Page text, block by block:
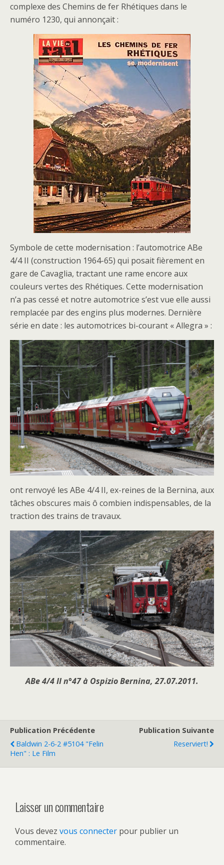
complexe des Chemins de fer Rhétiques dans le
numéro 1230, qui annonçait :
Symbole de cette modernisation : l’automotrice ABe
4/4 II (construction 1964-65) qui posait fièrement en
gare de Cavaglia, tractant une rame encore aux
couleurs vertes des Rhétiques. Cette modernisation
n’a pas cessé et notre automotrice s’est vue elle aussi
remplacée par des engins plus modernes. Dernière
série en date : les automotrices bi-courant « Allegra » :
ont renvoyé les ABe 4/4 II, ex-reines de la Bernina, aux
tâches obscures mais ô combien indispensables, de la
traction des trains de travaux.
ABe 4/4 II n°47 à Ospizio Bernina, 27.07.2011.
Publication Précédente
Baldwin 2-6-2 #5104 "Felin
Hen" : Le Film
Publication Suivante
Reserviert!
Laisser un commentaire
Vous devez vous connecter pour publier un
commentaire.